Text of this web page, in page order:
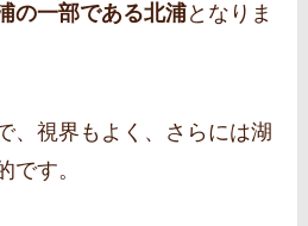
の一部である北浦となりま
、視界もよく、さらには湖
です。